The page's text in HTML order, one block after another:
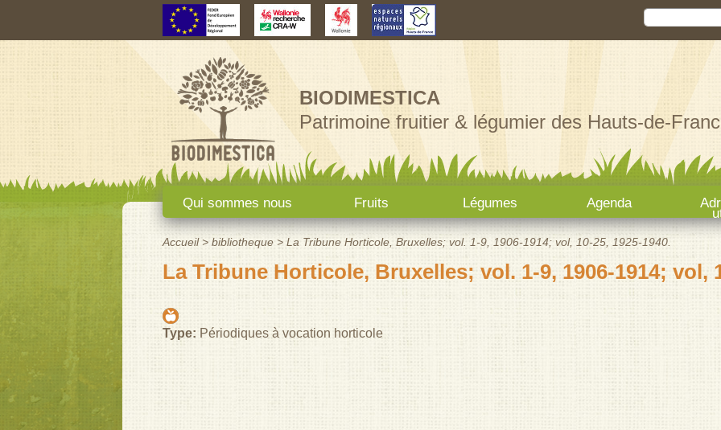
Rechercher
BIODIMESTICA
Patrimoine fruitier & légumier des Hauts-de-
Menu principal
Qui sommes nous Fruits Légumes Agenda
Vous êtes ici
Accueil > bibliotheque > La Tribune Horticole, Bruxelles; vol. 1-9, 1906-1914; vol, 10-25, 1925-1940.
La Tribune Horticole, Bruxelles; vol. 1-9, 1906-1914; vol,
Type: Périodiques à vocation horticole